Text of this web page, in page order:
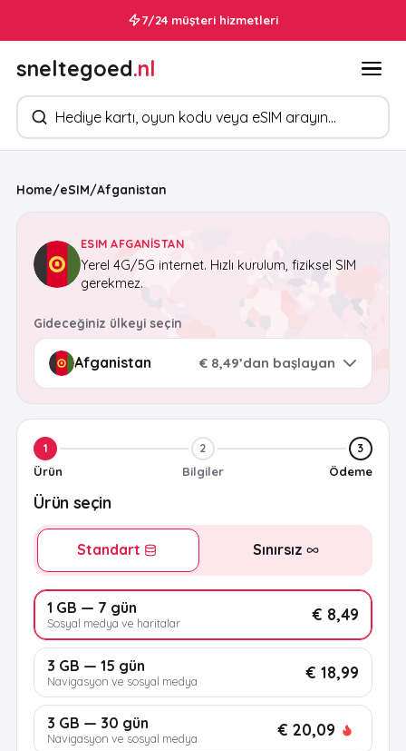
7/24 müşteri hizmetleri
sneltegoed.nl
Ürün arayın
Home/eSIM/Afganistan
ESIM AFGANISTAN
Yerel 4G/5G internet. Hızlı kurulum, fiziksel SIM
gerekmez.
Gideceğiniz ülkeyi seçin
€ 8,49’dan başlayan
1
Ürün
2
Bilgiler
3
Ödeme
Ürün seçin
Standart Sınırsız
1 GB — 7 gün
Sosyal medya ve haritalar € 8,49
3 GB — 15 gün
Navigasyon ve sosyal medya € 18,99
3 GB — 30 gün
Navigasyon ve sosyal medya € 20,09